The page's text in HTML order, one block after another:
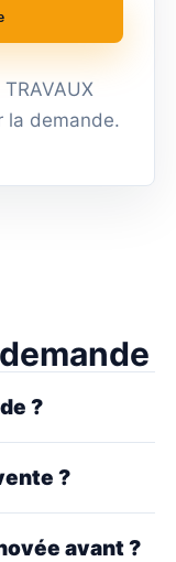
la demande.
?
?
avant ?